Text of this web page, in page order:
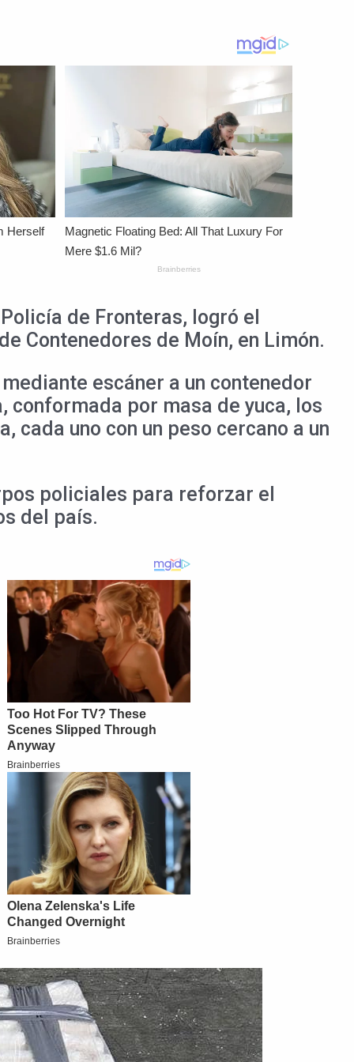
de Fronteras, logró el
Contenedores de Moín, en Limón.
escáner a un contenedor
conformada por masa de yuca, los
uno con un peso cercano a un
policiales para reforzar el
del país.